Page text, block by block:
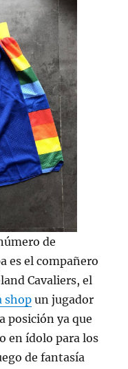
de
es el compañero
Cavaliers, el
shopun jugador
posición ya que
en ídolo para los
de fantasía